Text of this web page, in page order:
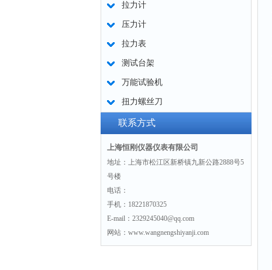
拉力计
压力计
拉力表
测试台架
万能试验机
扭力螺丝刀
联系方式
上海恒刚仪器仪表有限公司
地址：上海市松江区新桥镇九新公路2888号5
号楼
电话：
手机：18221870325
E-mail：2329245040@qq.com
网站：www.wangnengshiyanji.com